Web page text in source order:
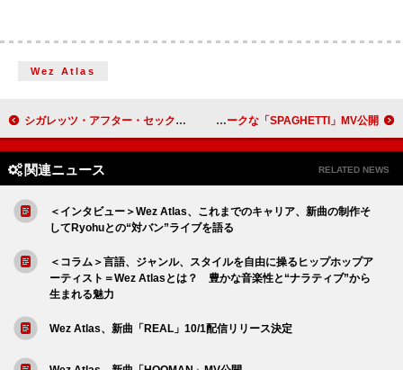
Wez Atlas
シガレッツ・アフター・セックス、ドアーズ「The Crystal Ship」カバー＆新曲「Anna Karenina」公開 LE SSERAFIM、J-HOPE（BTS）も登場するユニークな「SPAGHETTI」MV公開
関連ニュース RELATED NEWS
＜インタビュー＞Wez Atlas、これまでのキャリア、新曲の制作そ
してRyohuとの“対バン”ライブを語る
＜コラム＞言語、ジャンル、スタイルを自由に操るヒップホップア
ーティスト＝Wez Atlasとは？ 豊かな音楽性と“ナラティブ”から
生まれる魅力
Wez Atlas、新曲「REAL」10/1配信リリース決定